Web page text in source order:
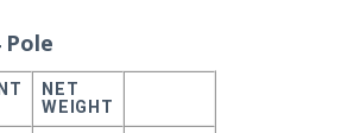
Pole
NET
WEIGHT